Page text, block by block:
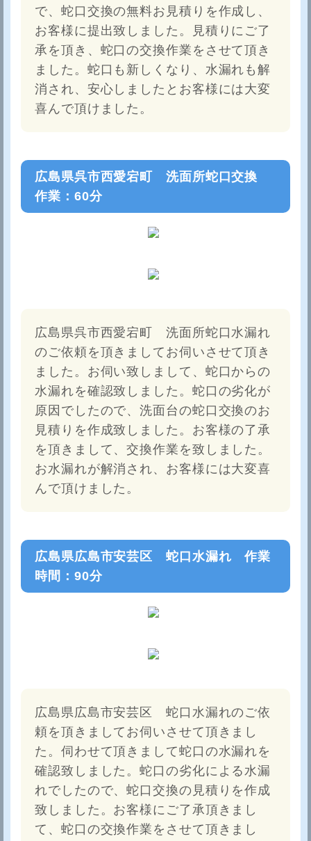
で、蛇口交換の無料お見積りを作成し、
お客様に提出致しました。見積りにご了
承を頂き、蛇口の交換作業をさせて頂き
ました。蛇口も新しくなり、水漏れも解
消され、安心しましたとお客様には大変
喜んで頂けました。
広島県呉市西愛宕町 洗面所蛇口交換
作業：60分
広島県呉市西愛宕町 洗面所蛇口水漏れ
のご依頼を頂きましてお伺いさせて頂き
ました。お伺い致しまして、蛇口からの
水漏れを確認致しました。蛇口の劣化が
原因でしたので、洗面台の蛇口交換のお
見積りを作成致しました。お客様の了承
を頂きまして、交換作業を致しました。
お水漏れが解消され、お客様には大変喜
んで頂けました。
広島県広島市安芸区 蛇口水漏れ 作業
時間：90分
広島県広島市安芸区 蛇口水漏れのご依
頼を頂きましてお伺いさせて頂きまし
た。伺わせて頂きまして蛇口の水漏れを
確認致しました。蛇口の劣化による水漏
れでしたので、蛇口交換の見積りを作成
致しました。お客様にご了承頂きまし
て、蛇口の交換作業をさせて頂きまし